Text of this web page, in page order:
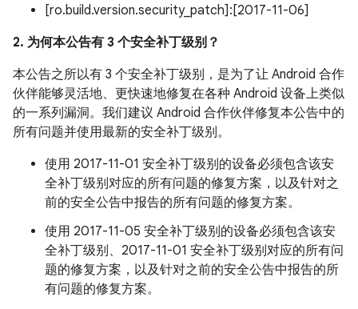
[ro.build.version.security_patch]:[2017-11-06]
2. 为何本公告有 3 个安全补丁级别？
本公告之所以有 3 个安全补丁级别，是为了让 Android 合作
伙伴能够灵活地、更快速地修复在各种 Android 设备上类似
的一系列漏洞。我们建议 Android 合作伙伴修复本公告中的
所有问题并使用最新的安全补丁级别。
使用 2017-11-01 安全补丁级别的设备必须包含该安
全补丁级别对应的所有问题的修复方案，以及针对之
前的安全公告中报告的所有问题的修复方案。
使用 2017-11-05 安全补丁级别的设备必须包含该安
全补丁级别、2017-11-01 安全补丁级别对应的所有问
题的修复方案，以及针对之前的安全公告中报告的所
有问题的修复方案。